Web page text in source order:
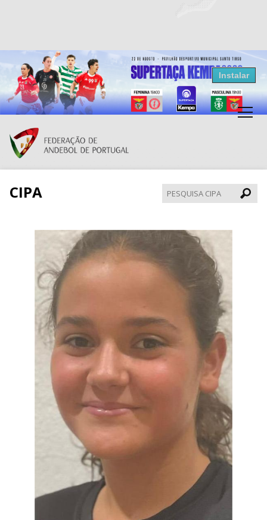
Resultados Andebol
Federação de Andebol de Portugal
Grátis - Disponivel na Play Store
Instalar
CIPA
CIPA